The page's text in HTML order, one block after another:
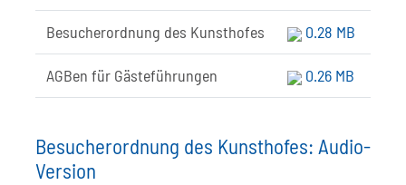
Besucherordnung des Kunsthofes 0.28 MB
AGBen für Gästeführungen 0.26 MB
Besucherordnung des Kunsthofes: Audio-
Version